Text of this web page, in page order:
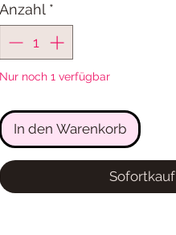
Anzahl *
Nur noch 1 verfügbar
In den Warenkorb
Sofortkauf